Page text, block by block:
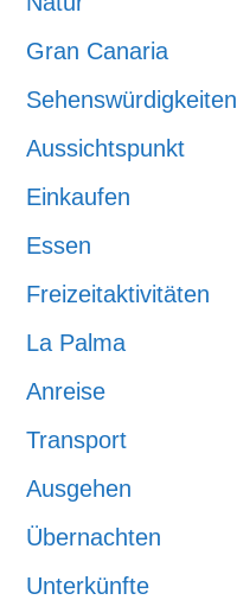
Gran Canaria
Sehenswürdigkeiten
Aussichtspunkt
Einkaufen
Essen
Freizeitaktivitäten
La Palma
Anreise
Transport
Ausgehen
Übernachten
Unterkünfte